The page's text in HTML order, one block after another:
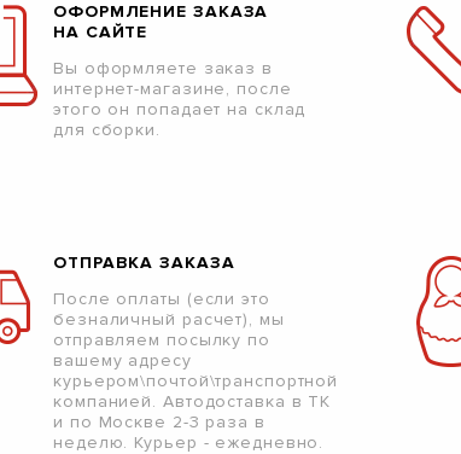
ОФОРМЛЕНИЕ ЗАКАЗА
НА САЙТЕ
Вы оформляете заказ в
интернет-магазине, после
этого он попадает на склад
для сборки.
ОТПРАВКА ЗАКАЗА
После оплаты (если это
безналичный расчет), мы
отправляем посылку по
вашему адресу
курьером\почтой\транспортной
компанией. Автодоставка в ТК
и по Москве 2-3 раза в
неделю. Курьер - ежедневно.